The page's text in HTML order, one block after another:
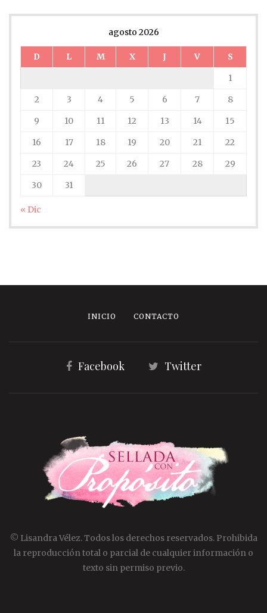
agosto 2026
D L M X J V
S
1
2
3 4 5 6 7
8
9
10 11 12 13 14
15
16
17 18 19 20 21
22
23
24 25 26 27 28
29
30
31
« Dic
INICIO CONTACTO
Facebook Twitter
© Lisandra Vélez. Todos los derechos reservados. Prohibida
la reproducción total o parcial de cualquier información o
texto sin permiso previo.